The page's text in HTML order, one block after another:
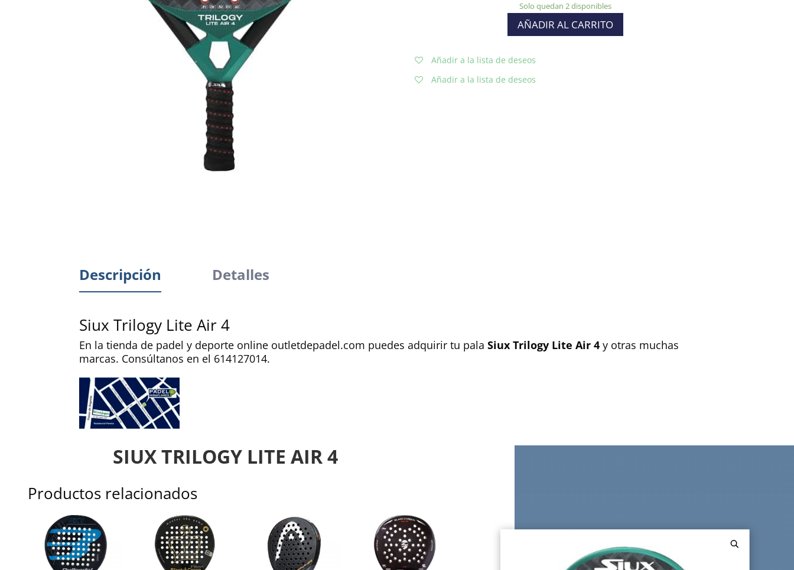
Solo quedan 2 disponibles
AÑADIR AL CARRITO
Añadir a la lista de deseos
Añadir a la lista de deseos
Descripción Detalles
Siux Trilogy Lite Air 4
En la tienda de padel y deporte online outletdepadel.com puedes adquirir tu palaSiux Trilogy Lite Air 4 y otras muchas
marcas. Consúltanos en el 614127014.
SIUX TRILOGY LITE AIR 4
Productos relacionados